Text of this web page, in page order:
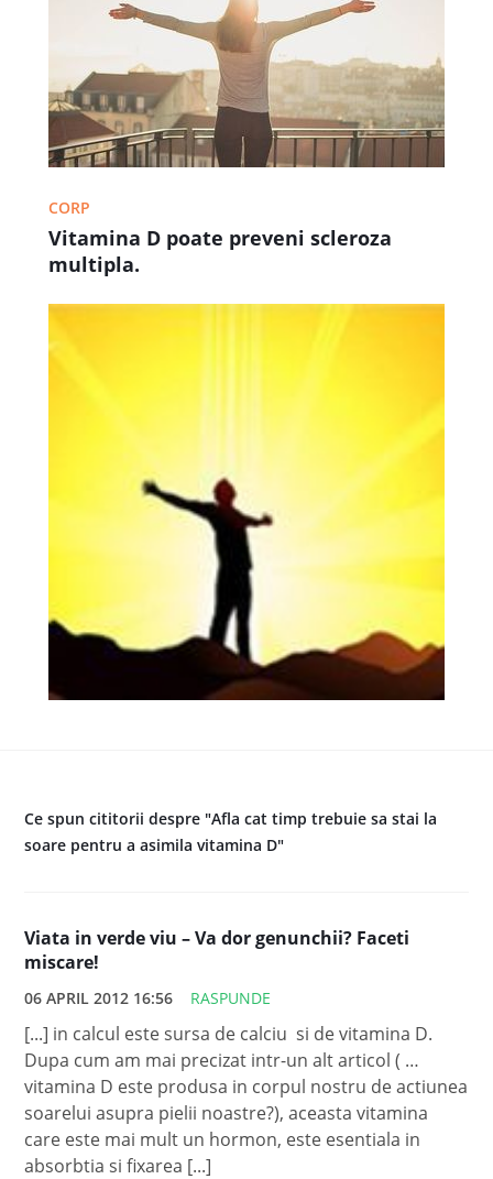
CORP
Vitamina D poate preveni scleroza
multipla.
Ce spun cititorii despre "Afla cat timp trebuie sa stai la
soare pentru a asimila vitamina D"
Viata in verde viu – Va dor genunchii? Faceti
miscare!
06 APRIL 2012 16:56 RASPUNDE
[...] in calcul este sursa de calciu si de vitamina D.
Dupa cum am mai precizat intr-un alt articol ( …
vitamina D este produsa in corpul nostru de actiunea
soarelui asupra pielii noastre?), aceasta vitamina
care este mai mult un hormon, este esentiala in
absorbtia si fixarea [...]